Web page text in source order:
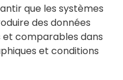
que les systèmes
des données
comparables dans
et conditions